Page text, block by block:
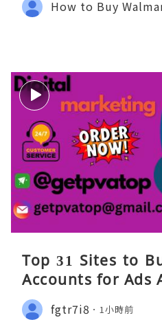
How to Buy
Top 31 Sites to
Accounts​ for Ads
fgtr7i8 1小時前